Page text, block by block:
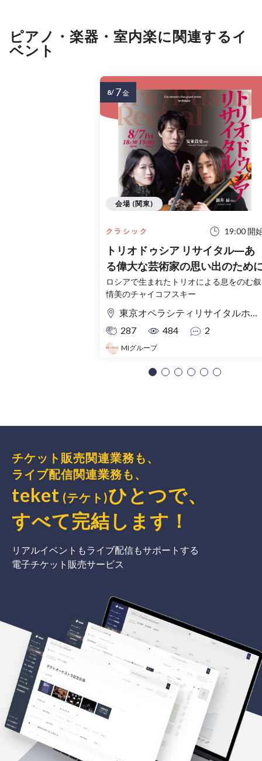
ピアノ・楽器・室内楽に関連するイ
ベント
クラシック 19:00 開
トリオドゥシア リサイタル―あ
る偉大な芸術家の思い出のため
ロシアで生まれたトリオによる息をのむ叙
情美のチャイコフスキー
東京オペラシティリサイタルホール
287
484 2
MIグループ
会場 (関東)
8/ 7金
チケット販売関連業務も、
ライブ配信関連業務も、
teket (テケト)ひとつで、
すべて完結 します ！
リアルイベントもライブ配信もサポートする
電子チケット販売サービス